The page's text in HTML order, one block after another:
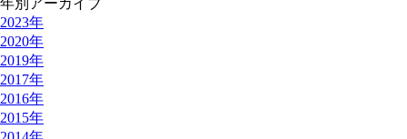
年別アーカイブ
2023年
2020年
2019年
2017年
2016年
2015年